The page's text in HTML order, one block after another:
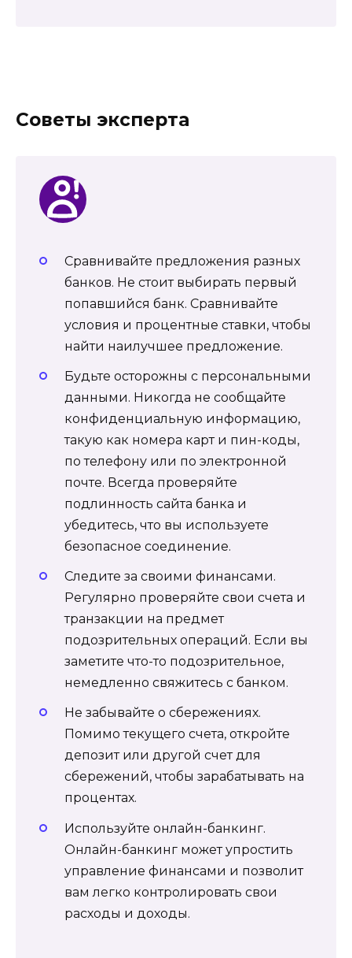
Советы эксперта
Сравнивайте предложения разных
банков. Не стоит выбирать первый
попавшийся банк. Сравнивайте
условия и процентные ставки, чтобы
найти наилучшее предложение.
Будьте осторожны с персональными
данными. Никогда не сообщайте
конфиденциальную информацию,
такую как номера карт и пин-коды,
по телефону или по электронной
почте. Всегда проверяйте
подлинность сайта банка и
убедитесь, что вы используете
безопасное соединение.
Следите за своими финансами.
Регулярно проверяйте свои счета и
транзакции на предмет
подозрительных операций. Если вы
заметите что-то подозрительное,
немедленно свяжитесь с банком.
Не забывайте о сбережениях.
Помимо текущего счета, откройте
депозит или другой счет для
сбережений, чтобы зарабатывать на
процентах.
Используйте онлайн-банкинг.
Онлайн-банкинг может упростить
управление финансами и позволит
вам легко контролировать свои
расходы и доходы.